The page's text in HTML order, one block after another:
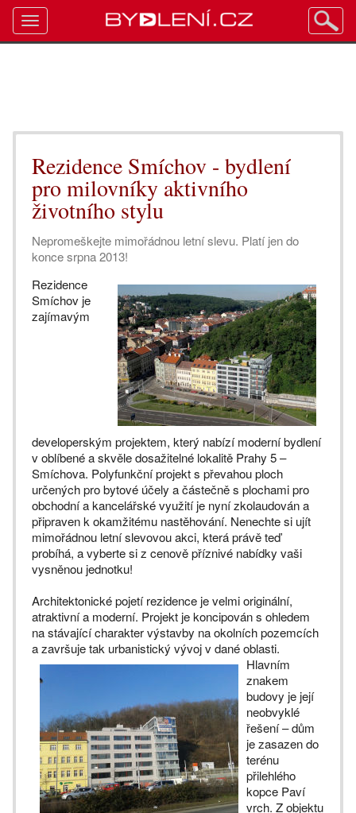
Rezidence Smíchov - bydlení
pro milovníky aktivního
životního stylu
Nepromeškejte mimořádnou letní slevu. Platí jen do
konce srpna 2013!
Rezidence
Smíchov je
zajímavým
developerským projektem, který nabízí moderní bydlení
v oblíbené a skvěle dosažitelné lokalitě Prahy 5 –
Smíchova. Polyfunkční projekt s převahou ploch
určených pro bytové účely a částečně s plochami pro
obchodní a kancelářské využití je nyní zkolaudován a
připraven k okamžitému nastěhování. Nenechte si ujít
mimořádnou letní slevovou akci, která právě teď
probíhá, a vyberte si z cenově příznivé nabídky vaši
vysněnou jednotku!
Architektonické pojetí rezidence je velmi originální,
atraktivní a moderní. Projekt je koncipován s ohledem
na stávající charakter výstavby na okolních pozemcích
a završuje tak urbanistický vývoj v dané oblasti.
Hlavním
znakem
budovy je její
neobvyklé
řešení – dům
je zasazen do
terénu
přilehlého
kopce Paví
vrch. Z objektu
Toggle
navigation